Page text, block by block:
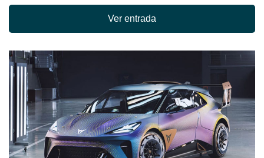
Ver entrada